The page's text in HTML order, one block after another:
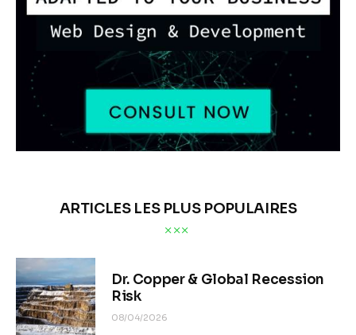
ARTICLES LES PLUS POPULAIRES
Dr. Copper & Global Recession
Risk
08/04/2026